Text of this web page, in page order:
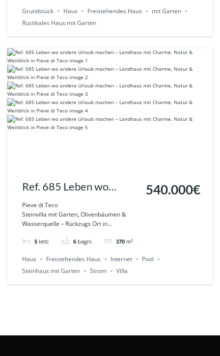
Grundstück Haus Freistehendes Haus
mit Garten
Rustikales Haus mit Garten
Ref. 685 Leben wo
andere Urlaub machen –
Landhaus mit Charme,
Natur & Weitblick in
Pieve di Teco
Steinvilla mit Garten, Olivenbäumen &
Wasserquelle – Rückzugs Ort in...
5 letti 6 bagni 370 m²
540.000€
Haus Freistehendes Haus Internet
Pool
Steinhaus mit Garten
Strom Villa